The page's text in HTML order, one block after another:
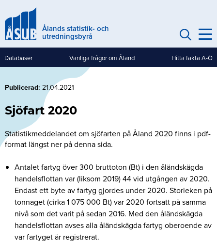
till
huvudinnehållÅlands statistik- och
utredningsbyrå
Genvägar
Databaser Vanliga frågor om Åland Hitta fakta A-Ö
Publicerad 21.04.2021
Sjöfart 2020
Statistikmeddelandet om sjöfarten på Åland 2020 finns i pdf-
format längst ner på denna sida.
Antalet fartyg över 300 bruttoton (Bt) i den åländskägda
handelsflottan var (liksom 2019) 44 vid utgången av 2020.
Endast ett byte av fartyg gjordes under 2020. Storleken på
tonnaget (cirka 1 075 000 Bt) var 2020 fortsatt på samma
nivå som det varit på sedan 2016. Med den åländskägda
handelsflottan avses alla åländskägda fartyg oberoende av
var fartyget är registrerat.